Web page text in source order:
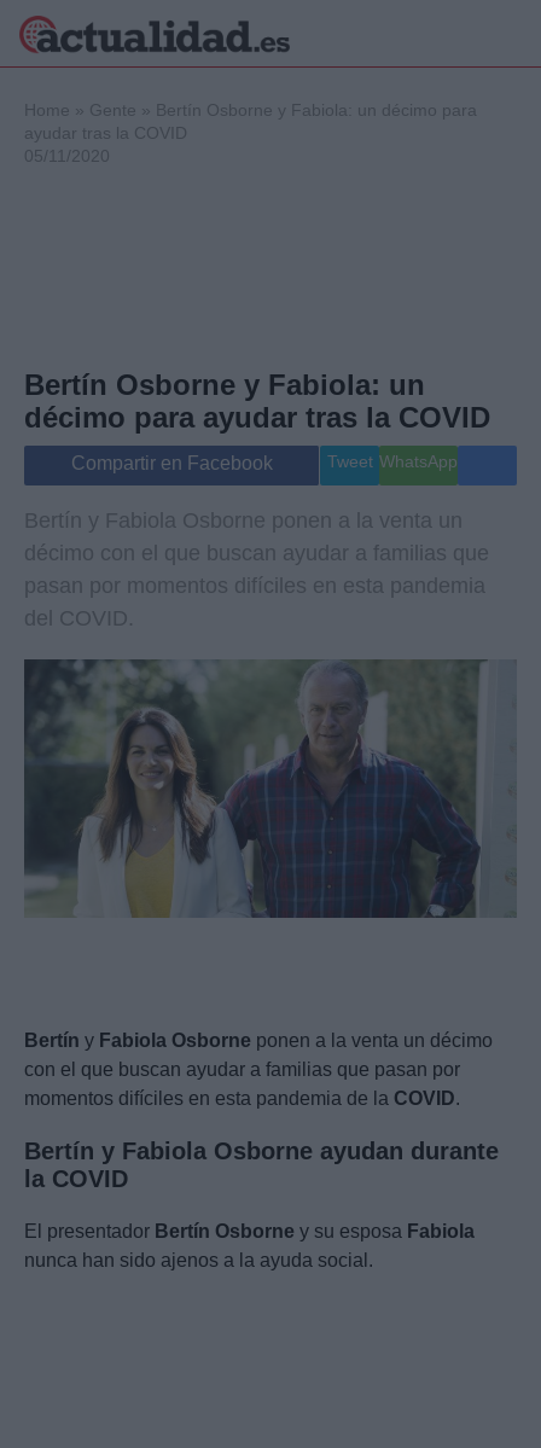
Internacional
Viajes
Gente
Musica
Home » Gente » Bertín Osborne y Fabiola: un décimo para
ayudar tras la COVID
05/11/2020
Bertín Osborne y Fabiola: un
décimo para ayudar tras la COVID
Compartir en Facebook Tweet WhatsApp
Bertín y Fabiola Osborne ponen a la venta un
décimo con el que buscan ayudar a familias que
pasan por momentos difíciles en esta pandemia
del COVID.
Bertín y Fabiola Osborne ponen a la venta un décimo
con el que buscan ayudar a familias que pasan por
momentos difíciles en esta pandemia de la COVID.
Bertín y Fabiola Osborne ayudan durante
la COVID
El presentador Bertín Osborne y su esposa Fabiola
nunca han sido ajenos a la ayuda social.